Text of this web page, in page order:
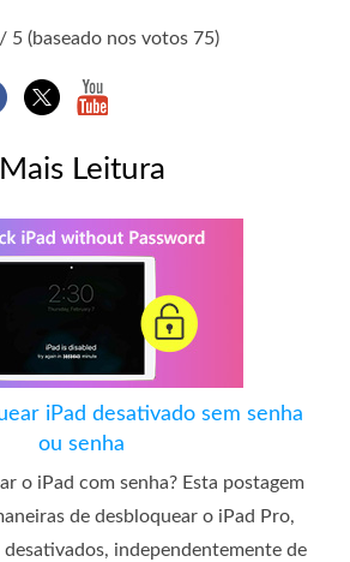
5 (baseado nos votos 75)
Mais Leitura
iPad desativado sem senha
ou senha
o iPad com senha? Esta postagem
de desbloquear o iPad Pro,
independentemente de